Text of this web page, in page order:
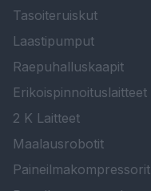
Tasoiteruiskut
Laastipumput
Raepuhalluskaapit
Erikoispinnoituslaitteet
2 K Laitteet
Maalausrobotit
Paineilmakompressorit